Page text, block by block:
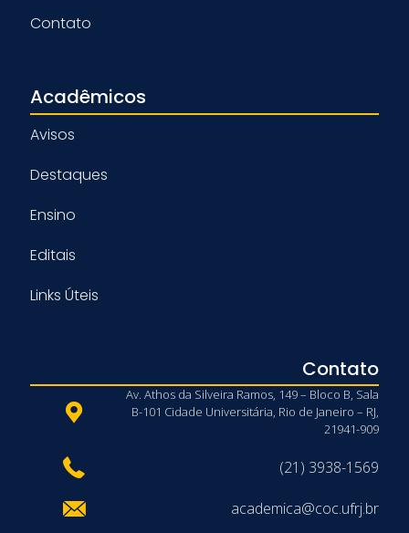
Contato
Acadêmicos
Avisos
Destaques
Ensino
Editais
Links Úteis
Contato
Av. Athos da Silveira Ramos, 149 – Bloco B, Sala
B-101 Cidade Universitária, Rio de Janeiro – RJ,
21941-909
(21) 3938-1569
academica@coc.ufrj.br